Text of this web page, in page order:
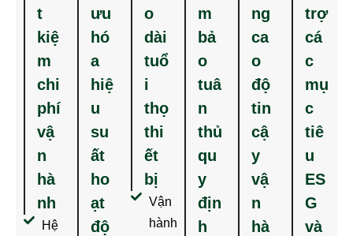
t
kiệ
m
chi
phí
vậ
n
hà
nh
Hệ
ưu
hó
a
hiệ
u
su
ất
ho
ạt
độ
o
dài
tuổ
i
thọ
thi
ết
bị
Vận
hành hệ
m
bả
o
tuâ
n
thủ
qu
y
địn
h
ng
ca
o
độ
tin
cậ
y
vậ
n
hà
trợ
cá
c
mụ
c
tiê
u
ES
G
và